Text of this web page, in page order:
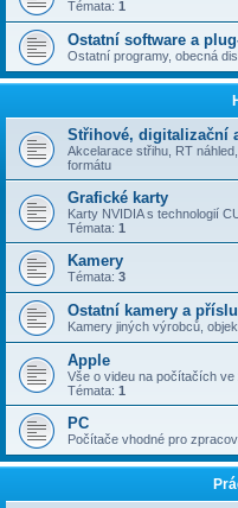
Témata: 1
Ostatní software a
Ostatní programy, obecná
Střihové, digitalizační
Akcelarace střihu, RT
formátu
Grafické karty
Karty NVIDIA s technologií
Témata: 1
Kamery
Témata: 3
Ostatní kamery a
Kamery jiných výrobců,
Apple
Vše o videu na počítačích ve
Témata: 1
PC
Počítače vhodné pro